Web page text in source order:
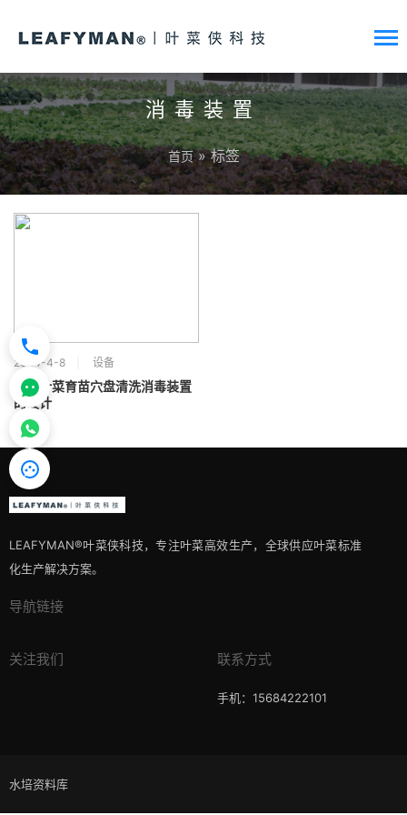
消毒装置
首页 » 标签
2024-4-8 设备
水培叶菜育苗穴盘清洗消毒装置
的设计
LEAFYMAN®️叶菜侠科技，专注叶菜高效生产，全球供应叶菜标准
化生产解决方案。
导航链接
关注我们 联系方式
手机：15684222101
水培资料库